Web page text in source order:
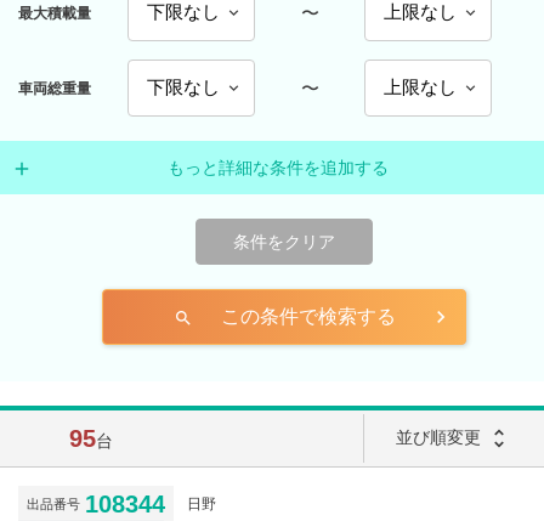
最大積載量 〜
車両総重量 〜
もっと詳細な条件を追加する
条件をクリア
search この条件で検索する
95台 並び順変更 unfold_more
出品番号 108344 日野